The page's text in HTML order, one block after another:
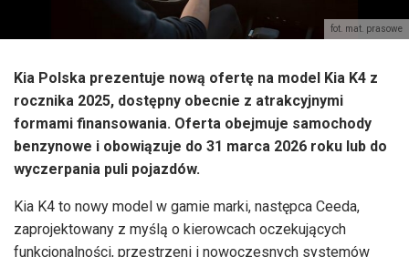
fot. mat. prasowe
Kia Polska prezentuje nową ofertę na model Kia K4 z
rocznika 2025, dostępny obecnie z atrakcyjnymi
formami finansowania. Oferta obejmuje samochody
benzynowe i obowiązuje do 31 marca 2026 roku lub do
wyczerpania puli pojazdów.
Kia K4 to nowy model w gamie marki, następca Ceeda,
zaprojektowany z myślą o kierowcach oczekujących
funkcjonalności, przestrzeni i nowoczesnych systemów